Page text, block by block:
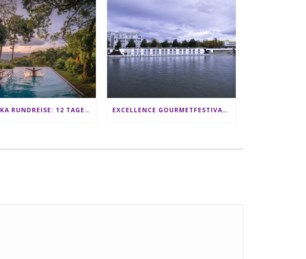
SRI LANKA RUNDREISE: 12 TAGE ZWISCHEN ELEFANTEN, TEEPLANTAGEN & STRAND ALS FAMILIE EXCELLENCE GOURMETFESTIVAL ´25: ZWEI STERNEKÖCHE ANTONIO GUIDA & DARIO MORESCO VERWÖHNEN IHRE GÄSTE AUF EINER LUXERIÖSEN SCHIFFSREISE